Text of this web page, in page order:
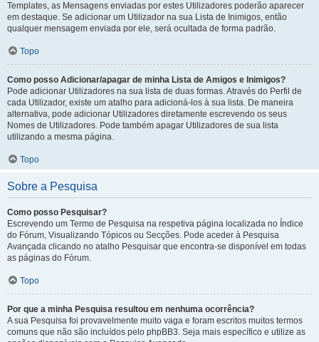
Templates, as Mensagens enviadas por estes Utilizadores poderão aparecer
em destaque. Se adicionar um Utilizador na sua Lista de Inimigos, então
qualquer mensagem enviada por ele, será ocultada de forma padrão.
Topo
Como posso Adicionar/apagar de minha Lista de Amigos e Inimigos?
Pode adicionar Utilizadores na sua lista de duas formas. Através do Perfil de
cada Utilizador, existe um atalho para adicioná-los à sua lista. De maneira
alternativa, pode adicionar Utilizadores diretamente escrevendo os seus
Nomes de Utilizadores. Pode também apagar Utilizadores de sua lista
utilizando a mesma página.
Topo
Sobre a Pesquisa
Como posso Pesquisar?
Escrevendo um Termo de Pesquisa na respetiva página localizada no Índice
do Fórum, Visualizando Tópicos ou Secções. Pode aceder à Pesquisa
Avançada clicando no atalho Pesquisar que encontra-se disponível em todas
as páginas do Fórum.
Topo
Por que a minha Pesquisa resultou em nenhuma ocorrência?
A sua Pesquisa foi provavelmente muito vaga e foram escritos muitos termos
comuns que não são incluídos pelo phpBB3. Seja mais específico e utilize as